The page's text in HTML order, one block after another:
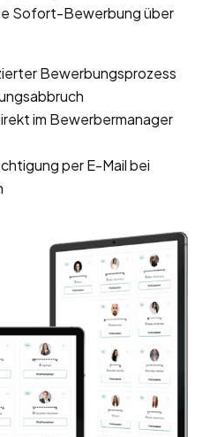
Sofort-Bewerbung über
Bewerbungsprozess
im Bewerbermanager
per E-Mail bei